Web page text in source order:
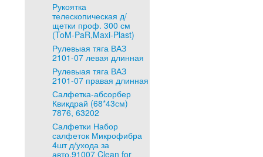
Рукоятка
телескопическая д/
щетки проф. 300 см
(ToM-PaR,Maxi-Plast)
Рулевыая тяга ВАЗ
2101-07 левая длинная
Рулевыая тяга ВАЗ
2101-07 правая длинная
Салфетка-абсорбер
Квикдрай (68*43см)
7876, 63202
Салфетки Набор
салфеток Микрофибра
4шт д/ухода за
авто.91007 Clean for